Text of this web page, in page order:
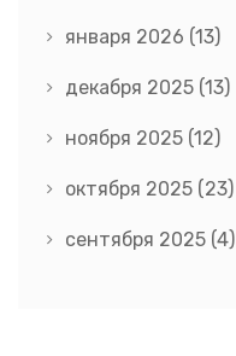
января 2026 (13)
декабря 2025 (13)
ноября 2025 (12)
октября 2025 (23)
сентября 2025 (4)